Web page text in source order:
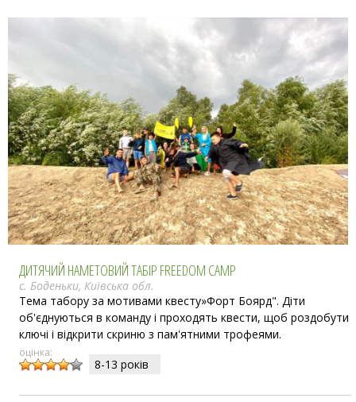
ДИТЯЧИЙ НАМЕТОВИЙ ТАБІР FREEDOM CAMP
с. Боденьки, Київська обл.
Тема табору за мотивами квесту»Форт Боярд". Діти
об'єднуються в команду і проходять квести, щоб роздобути
ключі і відкрити скриню з пам'ятними трофеями.
оцінка:
8-13 рокiв